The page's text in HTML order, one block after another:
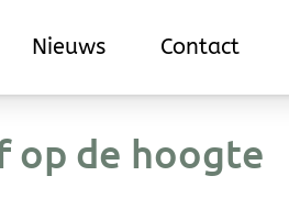
Nieuws Contact
op de hoogte
Nieuws Contact